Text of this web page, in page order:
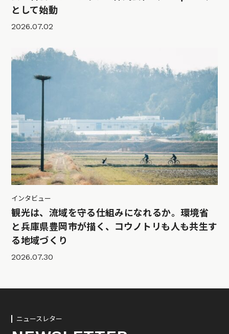
として始動
2026.07.02
インタビュー
観光は、流域を守る仕組みになれるか。環境省
と兵庫県豊岡市が描く、コウノトリも人も共生す
る地域づくり
2026.07.30
ニュースレター